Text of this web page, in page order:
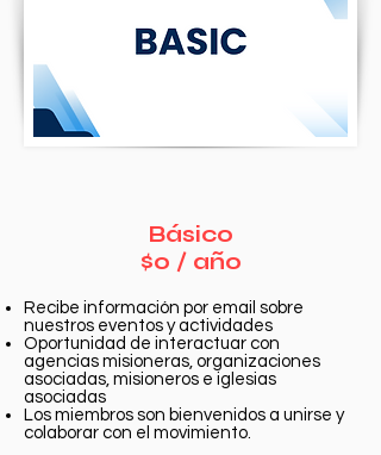
Básico
$0 / año
Recibe información por email sobre
nuestros eventos y actividades
Oportunidad de interactuar con
agencias misioneras, organizaciones
asociadas, misioneros e iglesias
asociadas
Los miembros son bienvenidos a unirse y
colaborar con el movimiento.